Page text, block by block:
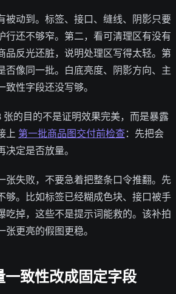
被动到。标签、接口、缝线、阴影只要
行还不够窄。第二，看可清理区有没有
品反光还脏，说明处理区写得太轻。第
否像同一批。白底亮度、阴影方向、主
性字段还没写够。
张的目的不是证明效果完美，而是暴露
上 第一批商品图交付前检查：先把会
定是否放量。
张失败，不要急着把整条口令推翻。先
够。比如标签已经糊成色块、接口被手
吃掉，这些不是提示词能救的。该补拍
张更亮的假图更稳。
一致性改成固定字段